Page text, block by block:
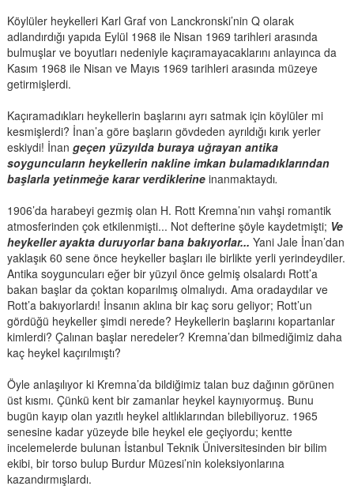
Köylüler heykelleri Karl Graf von Lanckronski’nin Q olarak
adlandırdığı yapıda Eylül 1968 ile Nisan 1969 tarihleri arasında
bulmuşlar ve boyutları nedeniyle kaçıramayacaklarını anlayınca da
Kasım 1968 ile Nisan ve Mayıs 1969 tarihleri arasında müzeye
getirmişlerdi.
Kaçıramadıkları heykellerin başlarını ayrı satmak için köylüler mi
kesmişlerdi? İnan’a göre başların gövdeden ayrıldığı kırık yerler
eskiydi! İnan geçen yüzyılda buraya uğrayan antika
soyguncuların heykellerin nakline imkan bulamadıklarından
başlarla yetinmeğe karar verdiklerine inanmaktaydı.
1906’da harabeyi gezmiş olan H. Rott Kremna’nın vahşi romantik
atmosferinden çok etkilenmişti... Not defterine şöyle kaydetmişti; Ve
heykeller ayakta duruyorlar bana bakıyorlar... Yani Jale İnan’dan
yaklaşık 60 sene önce heykeller başları ile birlikte yerli yerindeydiler.
Antika soyguncuları eğer bir yüzyıl önce gelmiş olsalardı Rott’a
bakan başlar da çoktan koparılmış olmalıydı. Ama oradaydılar ve
Rott’a bakıyorlardı! İnsanın aklına bir kaç soru geliyor; Rott’un
gördüğü heykeller şimdi nerede? Heykellerin başlarını kopartanlar
kimlerdi? Çalınan başlar neredeler? Kremna’dan bilmediğimiz daha
kaç heykel kaçırılmıştı?
Öyle anlaşılıyor ki Kremna’da bildiğimiz talan buz dağının görünen
üst kısmı. Çünkü kent bir zamanlar heykel kaynıyormuş. Bunu
bugün kayıp olan yazıtlı heykel altlıklarından bilebiliyoruz. 1965
senesine kadar yüzeyde bile heykel ele geçiyordu; kentte
incelemelerde bulunan İstanbul Teknik Üniversitesinden bir bilim
ekibi, bir torso bulup Burdur Müzesi’nin koleksiyonlarına
kazandırmışlardı.